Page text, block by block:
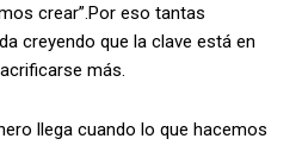
crear”.Por eso tantas
creyendo que la clave está en
más.
llega cuando lo que hacemos